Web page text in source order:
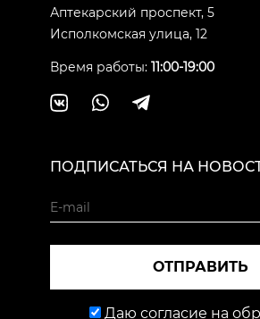
Аптекарский проспект, 5
Исполкомская улица, 12
Время работы: 11:00-19:00
ПОДПИСАТЬСЯ НА
ОТПРАВИТЬ
Даю согласие на